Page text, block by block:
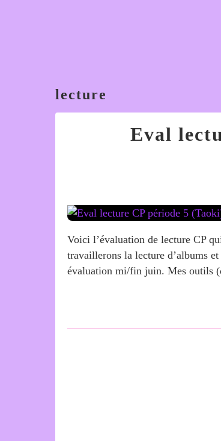
lecture
Eval
Voici l’évaluation de lecture CP
travaillerons la lecture d’albums
évaluation mi/fin juin. Mes outils